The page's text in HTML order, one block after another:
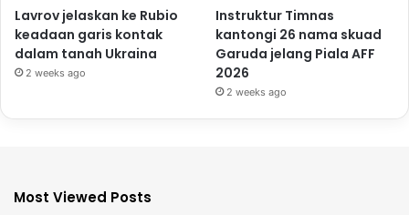
Lavrov jelaskan ke Rubio
keadaan garis kontak
dalam tanah Ukraina
2 weeks ago
Instruktur Timnas
kantongi 26 nama skuad
Garuda jelang Piala AFF
2026
2 weeks ago
Most Viewed Posts